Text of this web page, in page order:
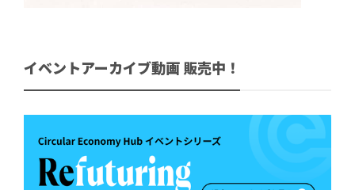
イベントアーカイブ動画 販売中！